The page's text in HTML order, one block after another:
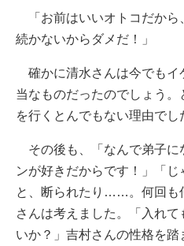
「お前はいいオトコだから
続かないからダメだ！」
確かに清水さんは今でもイ
当なものだったのでしょう
を行くとんでもない理由でし
その後も、「なんで弟子に
ンが好きだからです！」「じ
と、断られたり……。何回も
さんは考えました。「入れ
いか？」吉村さんの性格を踏